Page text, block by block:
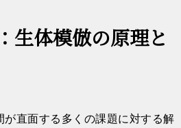
生体模倣の原理と
が直面する多くの課題に対する解